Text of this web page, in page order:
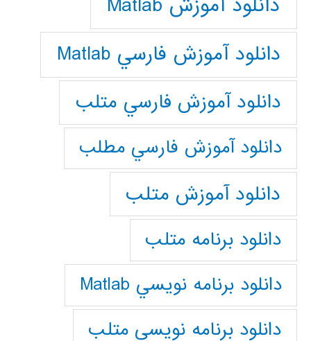
دانلود آموزش فارسي Matlab
دانلود آموزش فارسي متلب
دانلود آموزش فارسي مطلب
دانلود آموزش متلب
دانلود برنامه متلب
دانلود برنامه نويسي Matlab
دانلود برنامه نويسي متلب